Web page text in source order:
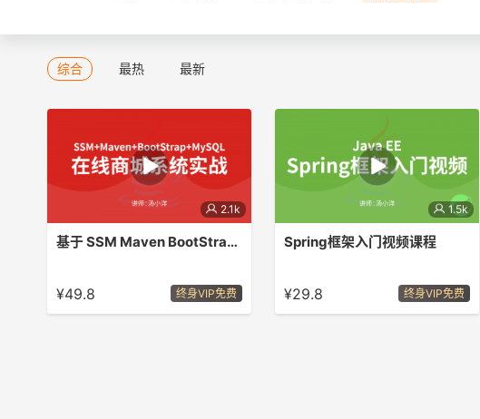
综合 最热 最新
2.1k
基于 SSM Maven BootStrap MySQL 的在线商城系统[实战视频]
目实战，加强对框架技术的理解和运
用，如果你是SSM的初学者，这套视
频课程很适合你！！
¥49.8 终身VIP免费
1.5k
Spring框架入门视频课程
¥29.8 终身VIP免费